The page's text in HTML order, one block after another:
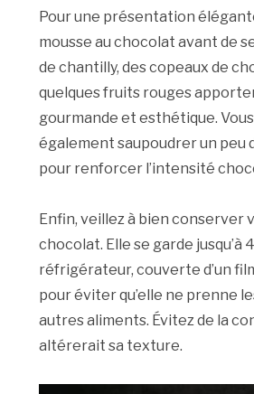
Pour une présentation
mousse au chocolat avant de
de chantilly, des copeaux de
quelques fruits rouges
gourmande et esthétique.
également saupoudrer un peu
pour renforcer l’intensité
Enfin, veillez à bien conserver
chocolat. Elle se garde jusqu’à
réfrigérateur, couverte d’un
pour éviter qu’elle ne prenne
autres aliments. Évitez de la
altérerait sa texture.